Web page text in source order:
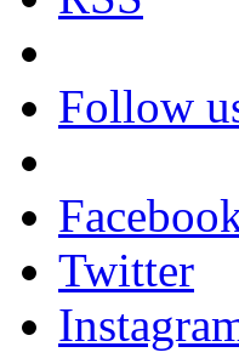
Follow
Twitter